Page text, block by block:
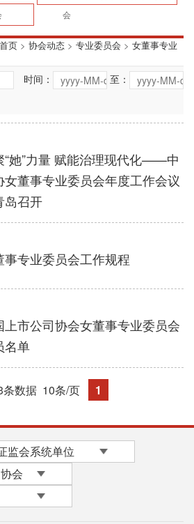
会
首页 > 协会动态 > 专业委员会 > 女董事专业
时间： 至：
“她”力量 赋能治理现代化——中
女董事专业委员会年度工作会议
岛召开
事专业委员会工作规程
上市公司协会女董事专业委员会
名单
条数据 10条/页 1
监会系统单位
会